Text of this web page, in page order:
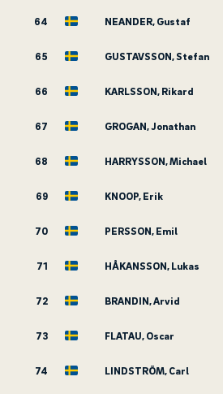
64 NEANDER, Gustaf
65 GUSTAVSSON, Stefan
66 KARLSSON, Rikard
67 GROGAN, Jonathan
68 HARRYSSON, Michael
69 KNOOP, Erik
70 PERSSON, Emil
71 HÅKANSSON, Lukas
72 BRANDIN, Arvid
73 FLATAU, Oscar
74 LINDSTRÖM, Carl